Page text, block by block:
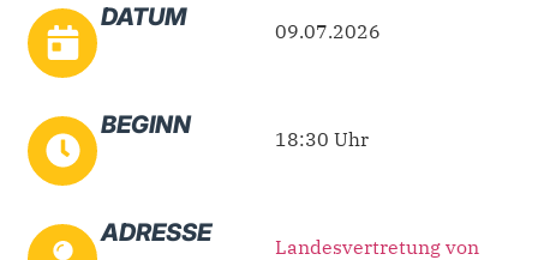
DATUM 09.07.2026
BEGINN 18:30 Uhr
ADRESSE
Landesvertretung von